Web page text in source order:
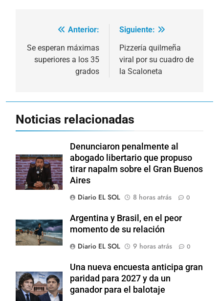
Navegación
de
entradas
Anterior:
Se esperan máximas
superiores a los 35
grados
Siguiente:
Pizzería quilmeña
viral por su cuadro de
la Scaloneta
Noticias relacionadas
Denunciaron penalmente al
abogado libertario que propuso
tirar napalm sobre el Gran Buenos
Aires
Diario EL SOL
8 horas atrás 0
Argentina y Brasil, en el peor
momento de su relación
Diario EL SOL
9 horas atrás 0
Una nueva encuesta anticipa gran
paridad para 2027 y da un
ganador para el balotaje